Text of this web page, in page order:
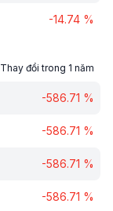
-14.74 %
Thay đổi trong 1 năm
-586.71 %
-586.71 %
-586.71 %
-586.71 %